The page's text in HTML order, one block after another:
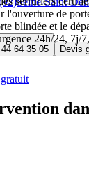
64 35 05 Devis
l'ouverture de
blindée et le
24h/24, 7j/